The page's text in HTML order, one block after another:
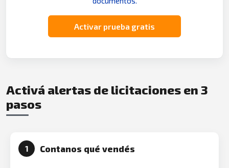
Activar prueba gratis
Activá alertas de licitaciones en 3
pasos
1 Contanos qué vendés